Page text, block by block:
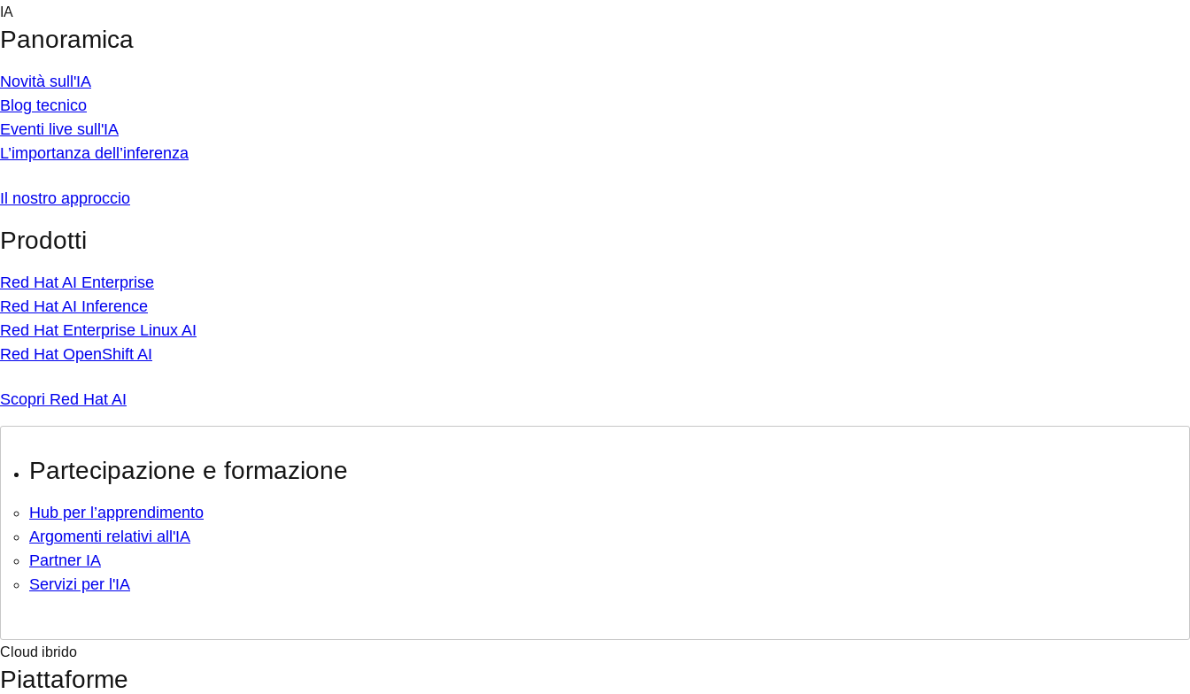
Skip
content
IA
Panoramica
Novità sull'IA
Blog tecnico
Eventi live sull'IA
L’importanza dell’inferenza
Il nostro approccio
Prodotti
Red Hat AI Enterprise
Red Hat AI Inference
Red Hat Enterprise Linux AI
Red Hat OpenShift AI
Scopri Red Hat AI
Partecipazione e formazione
Hub per l’apprendimento
Argomenti relativi all'IA
Partner IA
Servizi per l'IA
Cloud ibrido
Piattaforme